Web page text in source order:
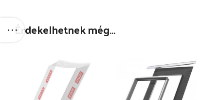
Érdekelhetnek még…